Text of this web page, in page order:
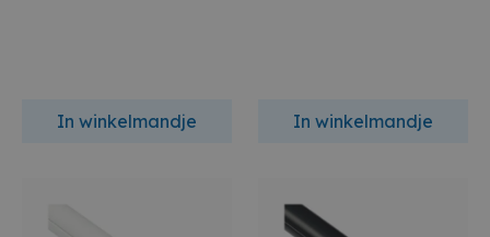
In winkelmandje In winkelmandje